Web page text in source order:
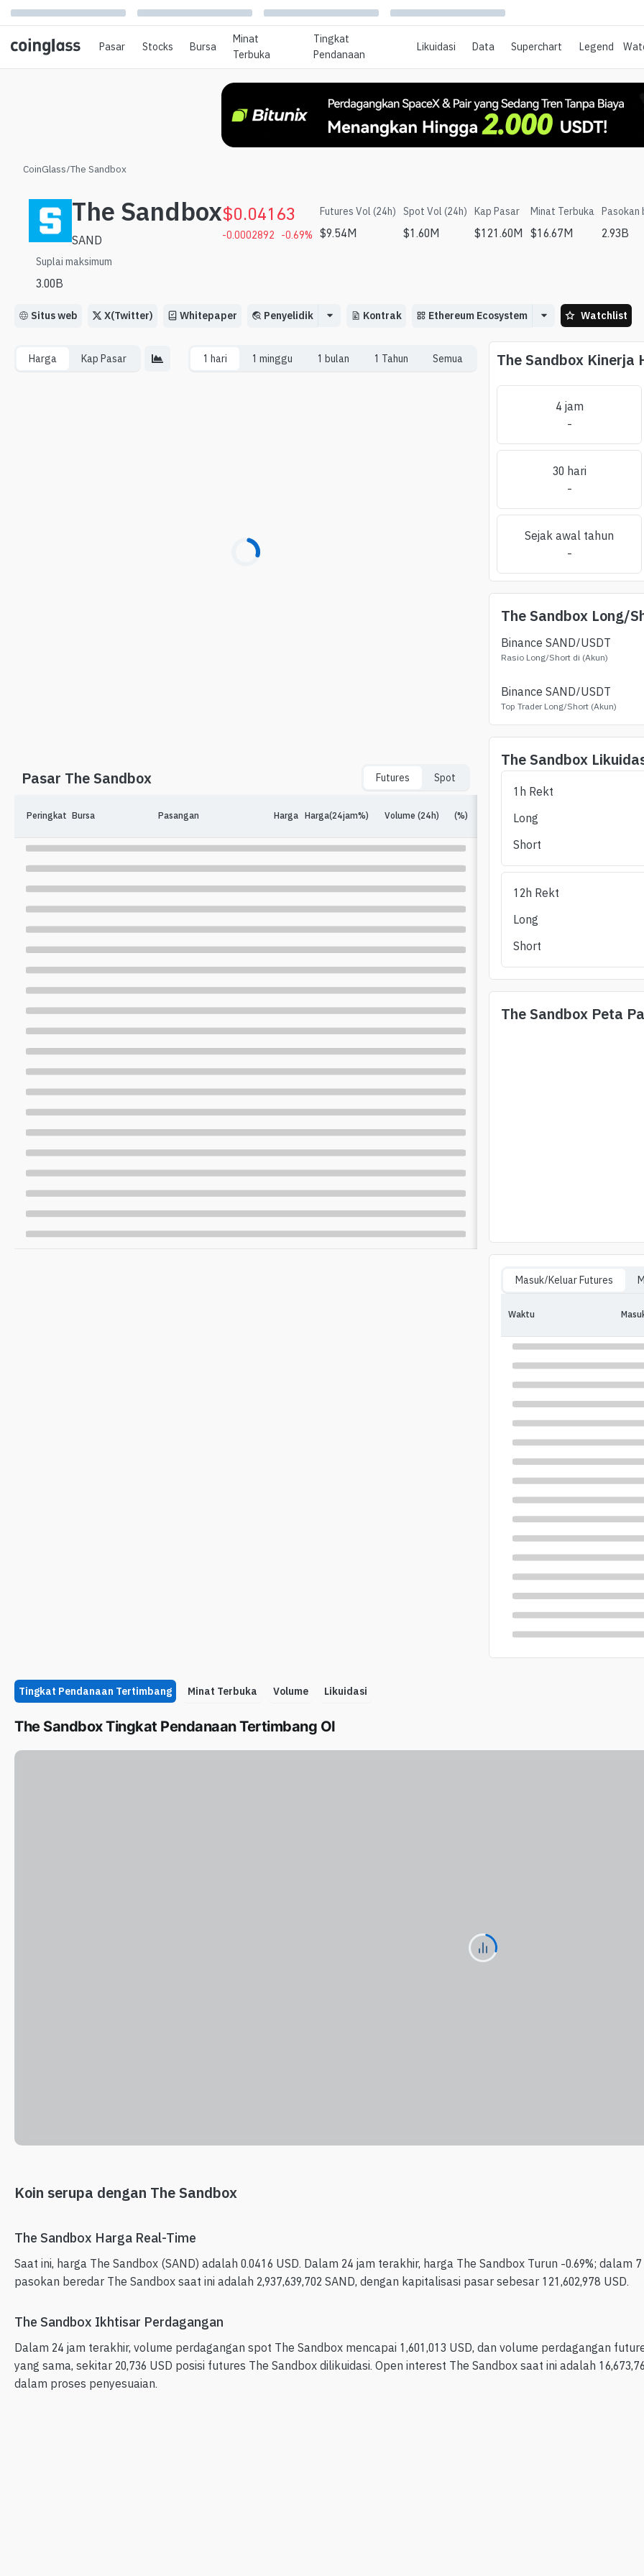
Pasar Stocks Bursa
Minat
Terbuka
Tingkat
Pendanaan
Likuidasi Data Superchart Legend
CoinGlass/The Sandbox
The Sandbox
SAND
$0.04163
-0.0002892 -0.69%
Futures Vol (24h)
$9.54M
Spot Vol (24h)
$1.60M
Kap Pasar
$121.60M
Minat Terbuka
$16.67M
Pasokan
2.93B
Suplai maksimum
3.00B
Situs web X(Twitter) Whitepaper Penyelidik Kontrak Ethereum Ecosystem Watchlist
Harga Kap Pasar 1 hari 1 minggu 1 bulan 1 Tahun Semua
Pasar The Sandbox Futures Spot
Peringkat Bursa Pasangan Harga Harga(24jam%) Volume (24h) (%) Minat Terbuka
The Sandbox Kinerja
4 jam
-
30 hari
-
Sejak awal tahun
-
The Sandbox Long/
Binance SAND/USDT
Rasio Long/Short di (Akun)
Binance SAND/USDT
Top Trader Long/Short (Akun)
The Sandbox
1h Rekt
Long
Short
12h Rekt
Long
Short
The Sandbox Peta
Masuk/Keluar Futures
Waktu
Tingkat Pendanaan Tertimbang Minat Terbuka Volume Likuidasi
The Sandbox Tingkat Pendanaan Tertimbang OI
Koin serupa dengan The Sandbox
The Sandbox Harga Real-Time
Saat ini, harga The Sandbox (SAND) adalah 0.0416 USD. Dalam 24 jam terakhir, harga The Sandbox Turun -0.69%;
pasokan beredar The Sandbox saat ini adalah 2,937,639,702 SAND, dengan kapitalisasi pasar sebesar 121,602,978 USD.
The Sandbox Ikhtisar Perdagangan
Dalam 24 jam terakhir, volume perdagangan spot The Sandbox mencapai 1,601,013 USD, dan volume perdagangan
yang sama, sekitar 20,736 USD posisi futures The Sandbox dilikuidasi. Open interest The Sandbox saat ini adalah
dalam proses penyesuaian.